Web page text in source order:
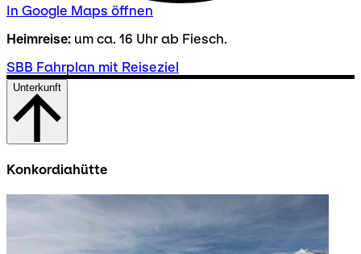
In Google Maps öffnen
Heimreise: um ca. 16 Uhr ab Fiesch.
SBB Fahrplan mit Reiseziel
Unterkunft
Konkordiahütte